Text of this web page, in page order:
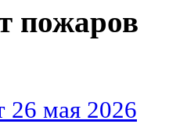
пожаров
мая 2026